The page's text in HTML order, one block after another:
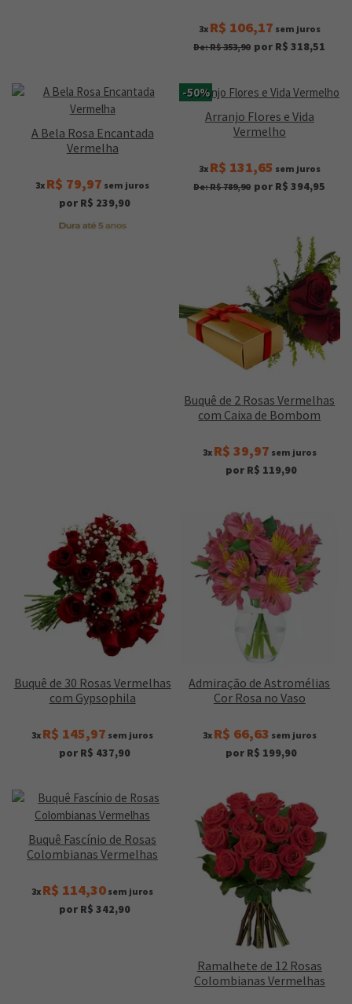
3x R$ 106,17 sem juros
De: R$ 353,90 por R$ 318,51
A Bela Rosa Encantada
Vermelha
3x R$ 79,97 sem juros
por R$ 239,90
-50%
Arranjo Flores e Vida
Vermelho
3x R$ 131,65 sem juros
De: R$ 789,90 por R$ 394,95
Buquê de 2 Rosas Vermelhas
com Caixa de Bombom
3x R$ 39,97 sem juros
por R$ 119,90
Buquê de 30 Rosas Vermelhas
com Gypsophila
3x R$ 145,97 sem juros
por R$ 437,90
Admiração de Astromélias
Cor Rosa no Vaso
3x R$ 66,63 sem juros
por R$ 199,90
Buquê Fascínio de Rosas
Colombianas Vermelhas
3x R$ 114,30 sem juros
por R$ 342,90
Ramalhete de 12 Rosas
Colombianas Vermelhas